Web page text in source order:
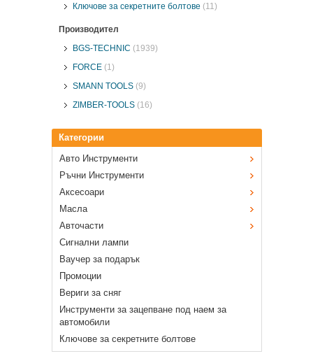
Ключове за секретните болтове (11)
Производител
BGS-TECHNIC (1939)
FORCE(1)
SMANN TOOLS(9)
ZIMBER-TOOLS(16)
Категории
Авто Инструменти
Ръчни Инструменти
Аксесоари
Масла
Авточасти
Сигнални лампи
Ваучер за подарък
Промоции
Вериги за сняг
Инструменти за зацепване под наем за
автомобили
Ключове за секретните болтове